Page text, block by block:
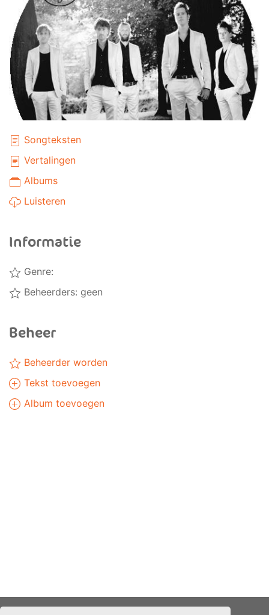
Songteksten
Vertalingen
Albums
Luisteren
Informatie
Genre:
Beheerders: geen
Beheer
Beheerder worden
Tekst toevoegen
Album toevoegen